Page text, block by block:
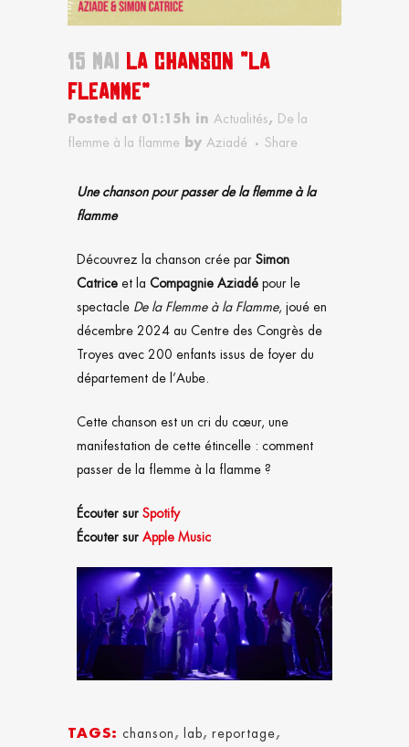
15 MAI LA CHANSON “LA
FLEAMME”
Posted at 01:15h in Actualités ,
De la
flemme à la flamme
by Aziadé Share
Une chanson pour passer de la flemme à la
flamme
Découvrez la chanson crée par Simon
Catrice et la Compagnie Aziadé pour le
spectacle De la Flemme à la Flamme, joué en
décembre 2024 au Centre des Congrès de
Troyes avec 200 enfants issus de foyer du
département de l’Aube.
Cette chanson est un cri du cœur, une
manifestation de cette étincelle : comment
passer de la flemme à la flamme ?
Écouter sur Spotify
Écouter sur Apple Music
TAGS: chanson , lab , reportage ,